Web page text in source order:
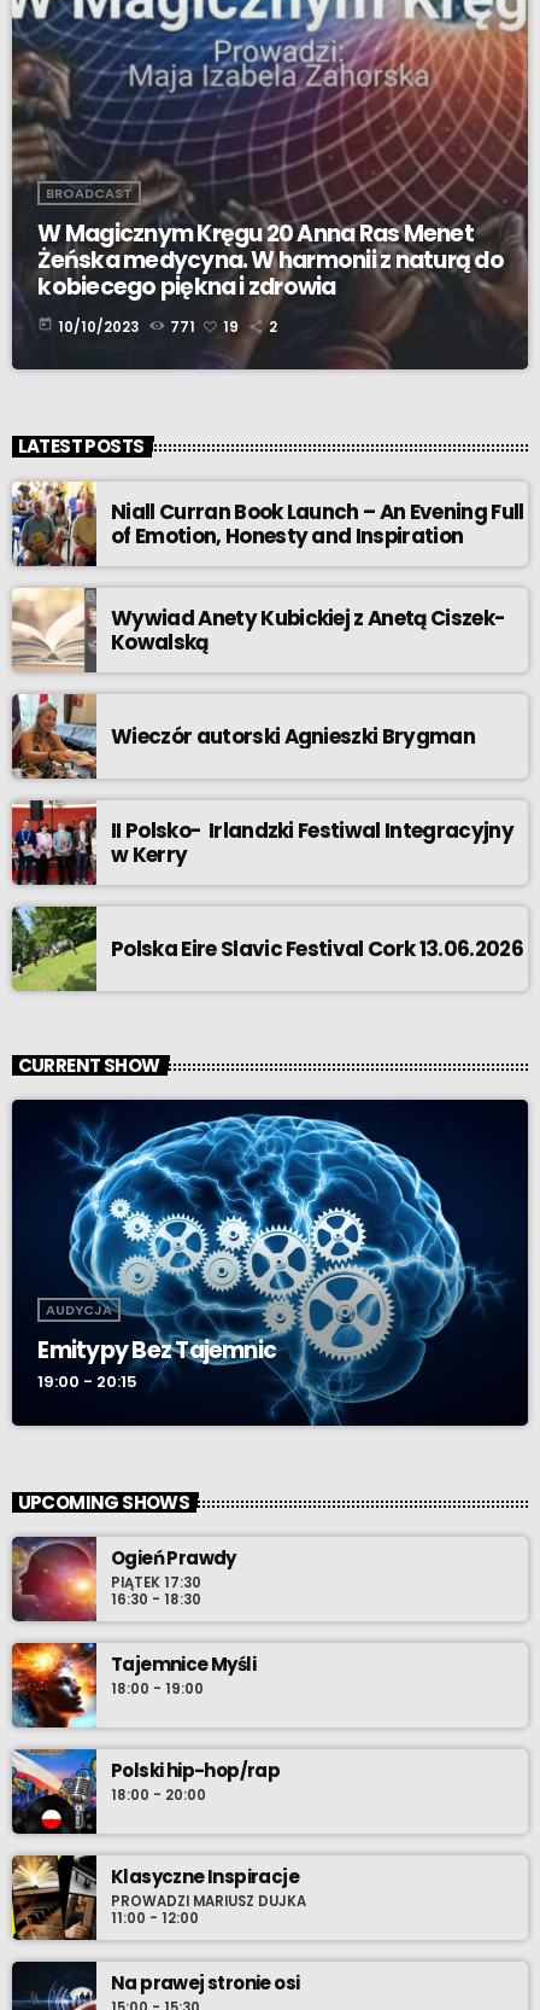
BROADCAST
W Magicznym Kręgu 20 Anna Ras Menet
Żeńska medycyna. W harmonii z naturą do
kobiecego piękna i zdrowia
today 10/10/2023 771 19 2
LATEST POSTS
Niall Curran Book Launch – An Evening Full
of Emotion, Honesty and Inspiration
Wywiad Anety Kubickiej z Anetą Ciszek-
Kowalską
Wieczór autorski Agnieszki Brygman
II Polsko- Irlandzki Festiwal Integracyjny
w Kerry
Polska Eire Slavic Festival Cork 13.06.2026
CURRENT SHOW
AUDYCJA
Emitypy Bez Tajemnic
19:00 - 20:15
UPCOMING SHOWS
Ogień Prawdy
PIĄTEK 17:30
16:30 - 18:30
Tajemnice Myśli
18:00 - 19:00
Polski hip-hop/rap
18:00 - 20:00
Klasyczne Inspiracje
PROWADZI MARIUSZ DUJKA
11:00 - 12:00
Na prawej stronie osi